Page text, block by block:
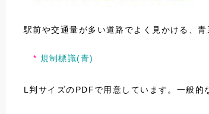
駅前や交通量が多い道路でよく見かける、青
規制標識(青)
L判サイズのPDFで用意しています。一般的